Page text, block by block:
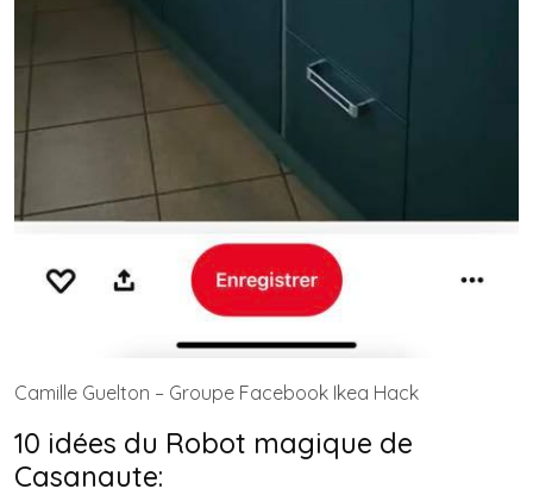
Camille Guelton – Groupe Facebook Ikea Hack
10 idées du Robot magique de
Casanaute: